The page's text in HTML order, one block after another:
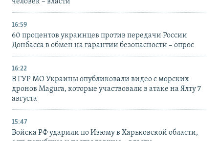
человек – власти
16:59
60 процентов украинцев против передачи России
Донбасса в обмен на гарантии безопасности – опрос
16:22
В ГУР МО Украины опубликовали видео с морских
дронов Magura, которые участвовали в атаке на Ялту 7
августа
15:47
Войска РФ ударили по Изюму в Харьковской области,